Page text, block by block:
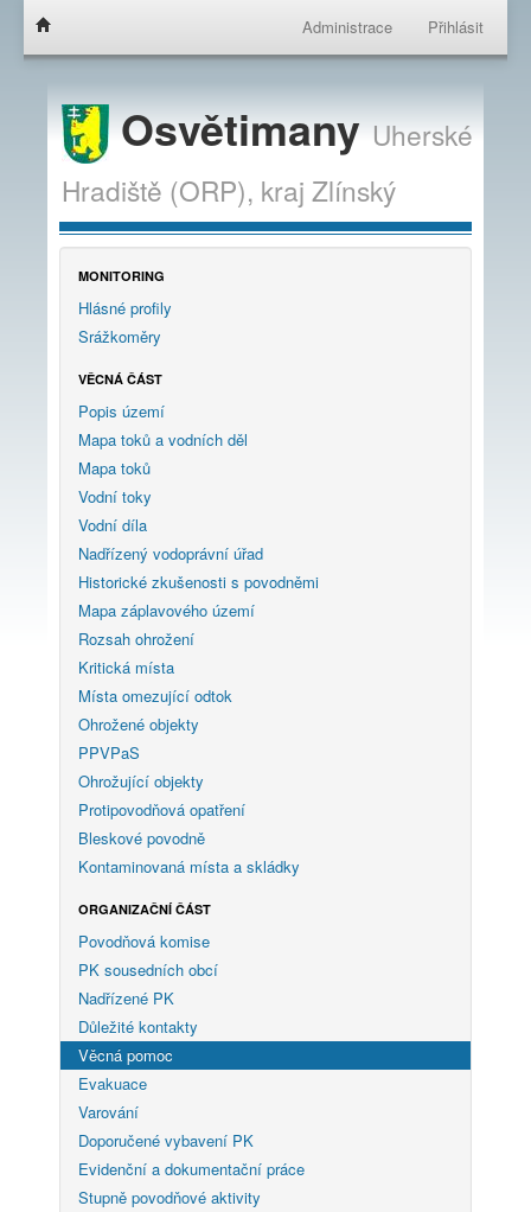
Administrace Přihlásit
OsvětimanyUherské
Hradiště (ORP), kraj Zlínský
MONITORING
Hlásné profily
Srážkoměry
VĚCNÁ ČÁST
Popis území
Mapa toků a vodních děl
Mapa toků
Vodní toky
Vodní díla
Nadřízený vodoprávní úřad
Historické zkušenosti s povodněmi
Mapa záplavového území
Rozsah ohrožení
Kritická místa
Místa omezující odtok
Ohrožené objekty
PPVPaS
Ohrožující objekty
Protipovodňová opatření
Bleskové povodně
Kontaminovaná místa a skládky
ORGANIZAČNÍ ČÁST
Povodňová komise
PK sousedních obcí
Nadřízené PK
Důležité kontakty
Věcná pomoc
Evakuace
Varování
Doporučené vybavení PK
Evidenční a dokumentační práce
Stupně povodňové aktivity